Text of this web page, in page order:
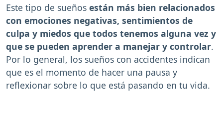
Este tipo de sueños están más bien relacionados
con emociones negativas, sentimientos de
culpa y miedos que todos tenemos alguna vez y
que se pueden aprender a manejar y controlar.
Por lo general, los sueños con accidentes indican
que es el momento de hacer una pausa y
reflexionar sobre lo que está pasando en tu vida.